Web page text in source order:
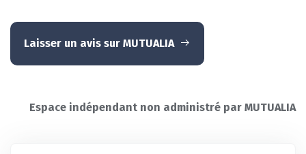
Laisser un avis sur MUTUALIA
Espace indépendant non administré par MUTUALIA